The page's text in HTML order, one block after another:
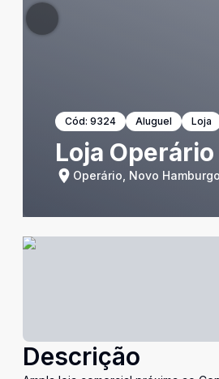
Cód: 9324 Aluguel Loja
Loja
Operário, Novo
Descrição